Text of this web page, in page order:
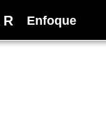
R Enfoque